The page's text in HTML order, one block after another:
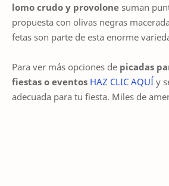
lomo crudo y provolone suman
propuesta con olivas negras
fetas son parte de esta enorme
Para ver más opciones de picadas
fiestas o eventos HAZ CLIC AQUÍ y
adecuada para tu fiesta. Miles de